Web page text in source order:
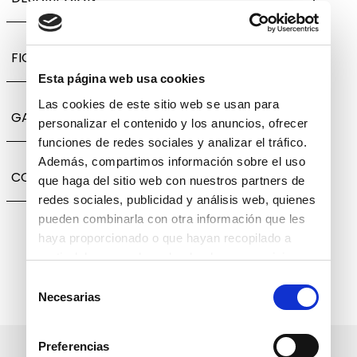
Esta página web usa cookies
Las cookies de este sitio web se usan para
personalizar el contenido y los anuncios, ofrecer
funciones de redes sociales y analizar el tráfico.
Además, compartimos información sobre el uso
que haga del sitio web con nuestros partners de
redes sociales, publicidad y análisis web, quienes
pueden combinarla con otra información que les
haya proporcionado o que hayan recopilado a
partir del uso que haya hecho de sus servicios.
deNecesarias
Preferencias
FICHA TÉCNICA
GARANTÍA, CAMBIOS Y DEVOLUCIONES
COMPARTIR